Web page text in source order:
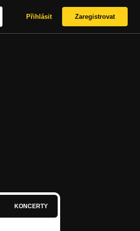
Přihlásit Zaregistrovat
KONCERTY